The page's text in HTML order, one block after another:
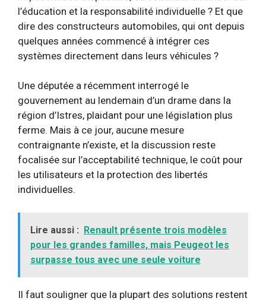
l’éducation et la responsabilité individuelle ? Et que
dire des constructeurs automobiles, qui ont depuis
quelques années commencé à intégrer ces
systèmes directement dans leurs véhicules ?
Une députée a récemment interrogé le
gouvernement au lendemain d’un drame dans la
région d’Istres, plaidant pour une législation plus
ferme. Mais à ce jour, aucune mesure
contraignante n’existe, et la discussion reste
focalisée sur l’acceptabilité technique, le coût pour
les utilisateurs et la protection des libertés
individuelles.
Lire aussi : Renault présente trois modèles
pour les grandes familles, mais Peugeot les
surpasse tous avec une seule voiture
Il faut souligner que la plupart des solutions restent